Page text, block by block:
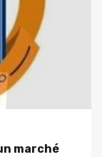
marché